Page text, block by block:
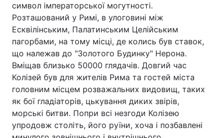
символ імператорської могутності.
Розташований у Римі, в улоговині між
Есквілінським, Палатинським Целійським
пагорбами, на тому місці, де колись був ставок,
що належав до "Золотого Будинку" Нерона.
Вміщав близько 50000 глядачів. Довгий час
Колізей був для жителів Рима та гостей міста
головним місцем розважальних видовищ, таких
як бої гладіаторів, цькування диких звірів,
морські битви. Попри всі незгоди Колізею
упродовж століть, його руїни, хоча і позбавлені